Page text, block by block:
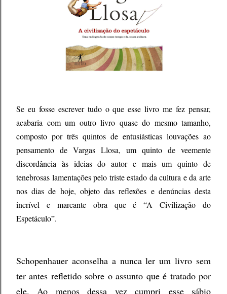
Se eu fosse escrever tudo o que esse livro me fez pensar,
acabaria com um outro livro quase do mesmo tamanho,
composto por três quintos de entusiásticas louvações ao
pensamento de Vargas Llosa, um quinto de veemente
discordância às ideias do autor e mais um quinto de
tenebrosas lamentações pelo triste estado da cultura e da arte
nos dias de hoje, objeto das reflexões e denúncias desta
incrível e marcante obra que é “A Civilização do
Espetáculo”.
Schopenhauer aconselha a nunca ler um livro sem
ter antes refletido sobre o assunto que é tratado por
ele. Ao menos dessa vez cumpri esse sábio